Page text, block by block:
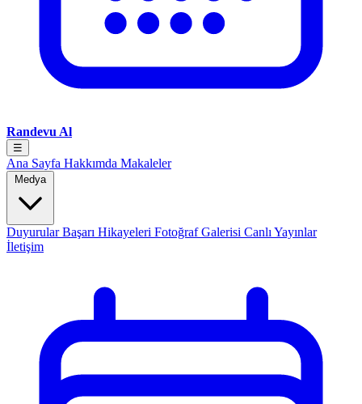
Randevu Al
☰
Ana Sayfa Hakkımda Makaleler
Medya
DuyurularBaşarı Hikayeleri Fotoğraf Galerisi Canlı Yayınlar
İletişim